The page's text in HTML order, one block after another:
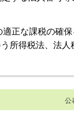
正な課税の確
所得税法、法
公